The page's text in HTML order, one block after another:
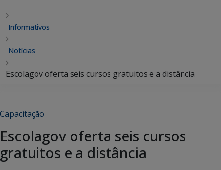
Informativos
Notícias
Escolagov oferta seis cursos gratuitos e a distância
Capacitação
Escolagov oferta seis cursos
gratuitos e a distância